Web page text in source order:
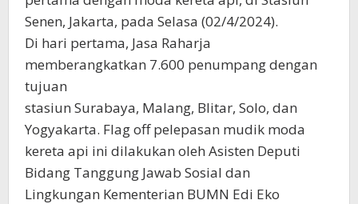
Senen, Jakarta, pada Selasa (02/4/2024).
Di hari pertama, Jasa Raharja
memberangkatkan 7.600 penumpang dengan
tujuan
stasiun Surabaya, Malang, Blitar, Solo, dan
Yogyakarta. Flag off pelepasan mudik moda
kereta api ini dilakukan oleh Asisten Deputi
Bidang Tanggung Jawab Sosial dan
Lingkungan Kementerian BUMN Edi Eko